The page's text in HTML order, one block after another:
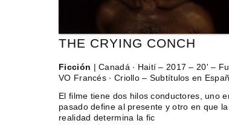
THE CRYING CONCH
Ficción | Canadá ∙ Haití – 2017 – 20' –
VO Francés ∙ Criollo – Subtítulos en
El filme tiene dos hilos conductores, uno
pasado define al presente y otro en que la
realidad determina la fic